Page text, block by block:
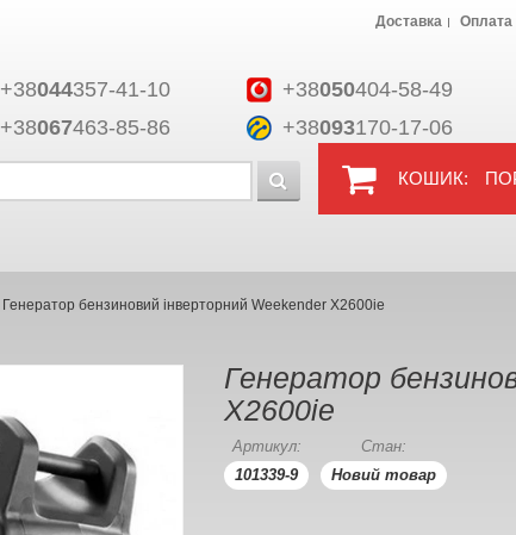
+38044357-41-10 +38050404-58-49
+38067463-85-86 +38093170-17-06
Доставка Оплата
КОШИК:
Генератор бензиновий інверторний Weekender X2600ie
Генератор
X2600ie
Артикул:
101339-9
Стан:
Новий товар